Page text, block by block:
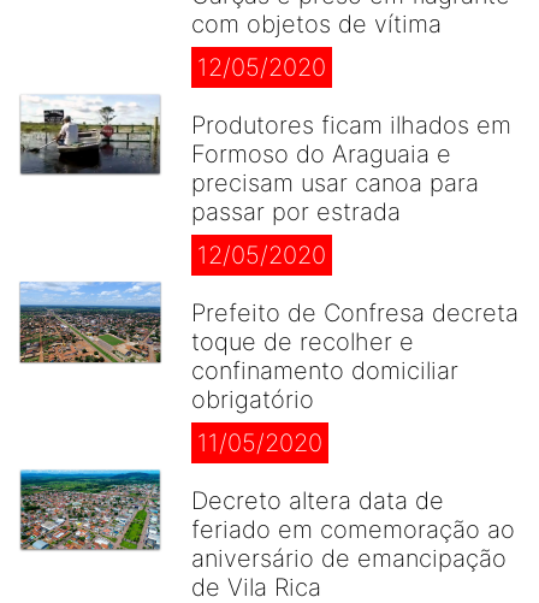
com objetos de vítima
12/05/2020
Produtores ficam ilhados em
Formoso do Araguaia e
precisam usar canoa para
passar por estrada
12/05/2020
Prefeito de Confresa decreta
toque de recolher e
confinamento domiciliar
obrigatório
11/05/2020
Decreto altera data de
feriado em comemoração ao
aniversário de emancipação
de Vila Rica